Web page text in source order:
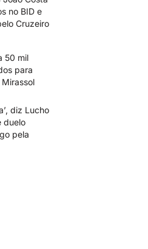
no BID e
Cruzeiro
50 mil
para
diz Lucho
duelo
pela